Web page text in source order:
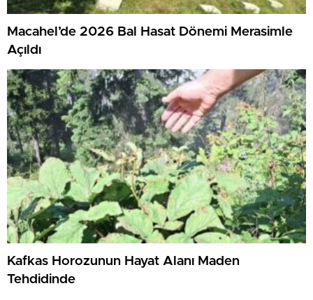
Macahel’de 2026 Bal Hasat Dönemi Merasimle
Açıldı
Kafkas Horozunun Hayat Alanı Maden
Tehdidinde